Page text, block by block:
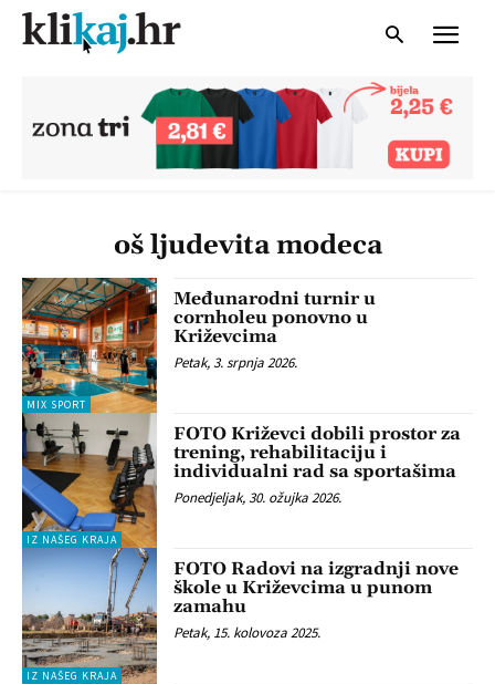
oš ljudevita modeca
MIX SPORT
Međunarodni turnir u
cornholeu ponovno u
Križevcima
Petak, 3. srpnja 2026.
IZ NAŠEG KRAJA
FOTO Križevci dobili prostor za
trening, rehabilitaciju i
individualni rad sa sportašima
Ponedjeljak, 30. ožujka 2026.
IZ NAŠEG KRAJA
FOTO Radovi na izgradnji nove
škole u Križevcima u punom
zamahu
Petak, 15. kolovoza 2025.